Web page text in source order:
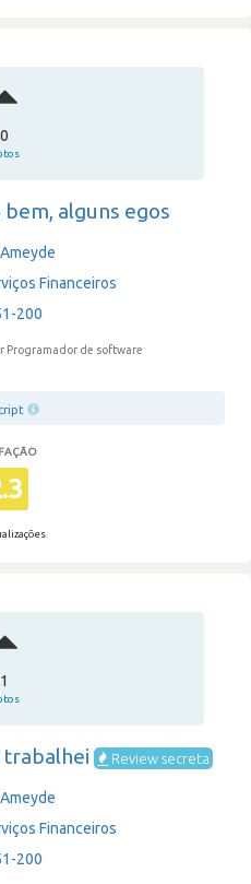
0
alguns egos
Financeiros
· 200
Programador de software
1
trabalhei Review secreta
Financeiros
· 200